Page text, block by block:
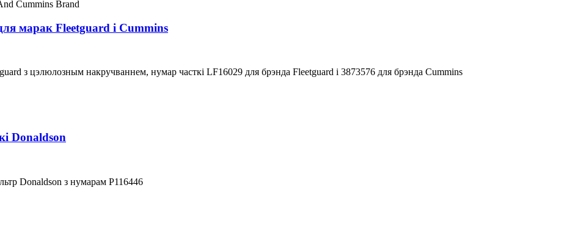
марак Fleetguard і Cummins
з цэлюлозным накручваннем, нумар часткі LF16029 для брэнда Fleetguard і 3873576 для брэнда Cummins
Donaldson
Donaldson з нумарам P116446